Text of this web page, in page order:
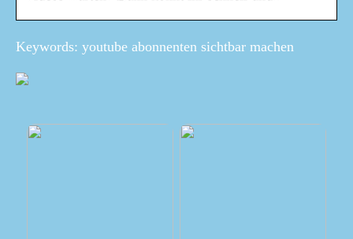
Keywords: youtube abonnenten sichtbar machen